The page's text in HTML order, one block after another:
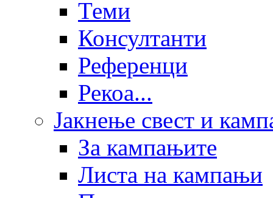
Теми
Консултанти
Референци
Рекоа...
Јакнење свест и
За кампањите
Листа на кампањи